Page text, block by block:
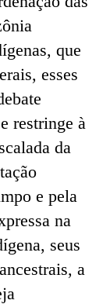
que
esses
restringe à
da
e pela
na
seus
a